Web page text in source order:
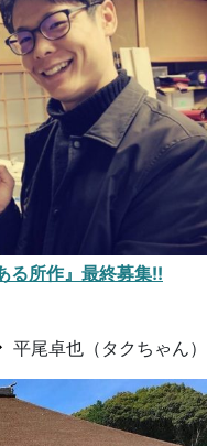
る所作』最終募集!!
平尾卓也（タクちゃん）